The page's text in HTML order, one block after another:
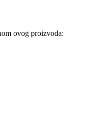
ovog proizvoda: